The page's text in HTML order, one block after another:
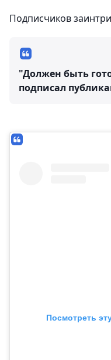
Подписчиков
"Должен быть
подписал
Посмотреть